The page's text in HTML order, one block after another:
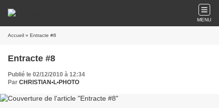
MENU
Accueil » Entracte #8
Entracte #8
Publié le 02/12/2010 à 12:34
Par CHRISTIAN•L•PHOTO